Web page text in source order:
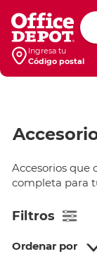
Ingresa tu
Código postal
Accesorios que
completa para
Filtros
Ordenar por